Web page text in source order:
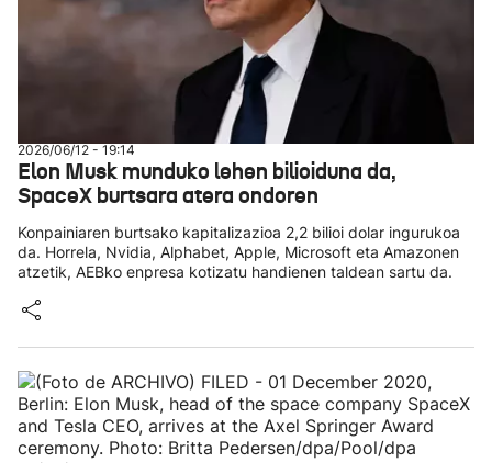
2026/06/12 - 19:14
Elon Musk munduko lehen bilioiduna da,
SpaceX burtsara atera ondoren
Konpainiaren burtsako kapitalizazioa 2,2 bilioi dolar ingurukoa
da. Horrela, Nvidia, Alphabet, Apple, Microsoft eta Amazonen
atzetik, AEBko enpresa kotizatu handienen taldean sartu da.